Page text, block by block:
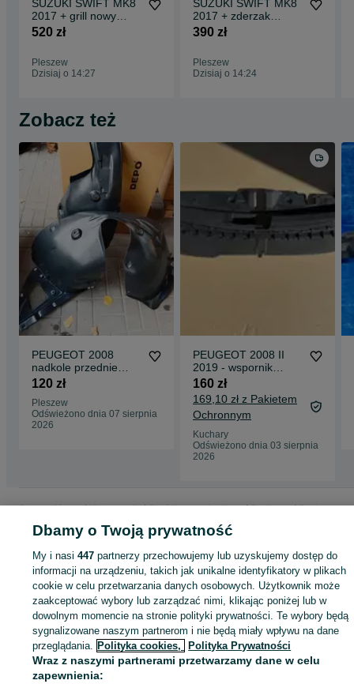
SUZUKI SWIFT MK8
2017 + grill nowy
oryginał + logo
520 zł
Pleszew
Dzisiaj o 14:27
SUZUKI SWIFT MK8
2017 + zderzak
przedni
390 zł
Pleszew
Dzisiaj o 14:24
Zobacz też
PEUGEOT 2008
nadkole przednie
IDEALNE nowe
120 zł
Pleszew
Odświeżono dnia 07 sierpnia
2026
PEUGEOT 2008 II
2019 - wspornik
zderzaka czasza
wzmocnienie
zderzaka
160 zł
169,10 zł z Pakietem
Ochronnym
Kuchary
Odświeżono dnia 03 sierpnia
2026
Strona główna Motoryzacja Części samochodowe Osobowe
Osobowe -
Wielkopolskie
Osobowe - Pleszew
KATEGORIA
ID:1074134652 Wyświetlenia:
Zadzwoń / SMS Wyślij wiadomość
Dbamy o Twoją prywatność
My i nasi447 partnerzy przechowujemy lub uzyskujemy dostęp do
informacji na urządzeniu, takich jak unikalne identyfikatory w plikach
cookie w celu przetwarzania danych osobowych. Użytkownik może
zaakceptować wybory lub zarządzać nimi, klikając poniżej lub w
dowolnym momencie na stronie polityki prywatności. Te wybory będą
sygnalizowane naszym partnerom i nie będą miały wpływu na dane
przeglądania. Polityka cookies, Polityka Prywatności
Wraz z naszymi partnerami przetwarzamy dane w celu
zapewnienia: